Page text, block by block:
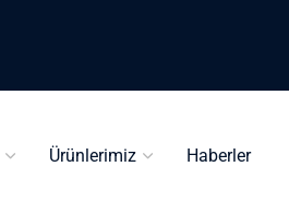
Ürünlerimiz Haberler